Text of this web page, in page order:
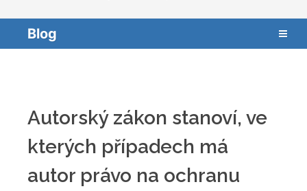
Blog
Autorský zákon stanoví, ve
kterých případech má
autor právo na ochranu